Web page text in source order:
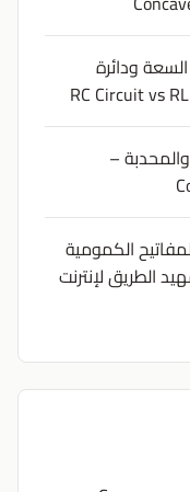
ودائرة
–
الكمومية
لتمهيد الطريق لإنترنت